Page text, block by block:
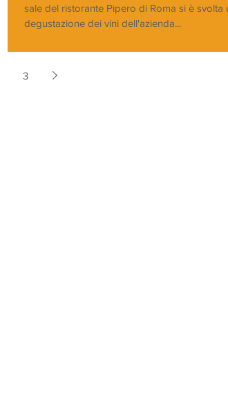
sale del ristorante Pipero di Roma si è svolta
degustazione dei vini dell'azienda...
3